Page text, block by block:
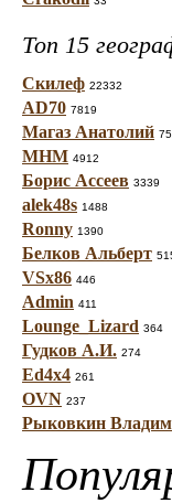
Топ 15
Скилеф 22332
AD70 7819
Магаз Анатолий
МНМ 4912
Борис Ассеев 3339
alek48s 1488
Ronny 1390
Белков Альберт
VSx86 446
Admin 411
Lounge_Lizard 364
Гудков А.И. 274
Ed4x4 261
OVN 237
Рыковкин